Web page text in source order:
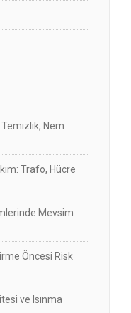
Temizlik, Nem
Trafo, Hücre
Mevsim
Öncesi Risk
ve Isınma